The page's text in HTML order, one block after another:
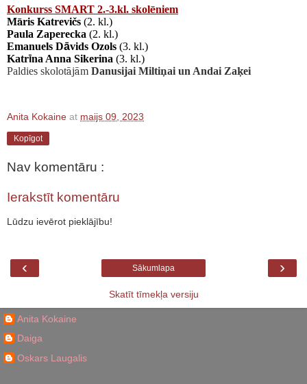
Konkurss SMART 2.-3.kl. skolēniem
Māris Katrevičs (2. kl.)
Paula Zaperecka (2. kl.)
Emanuels Dāvids Ozols (3. kl.)
Katrīna Anna Sikerina (3. kl.)
Paldies skolotājām Danusijai Miltiņai un Andai Zaķei
Anita Kokaine at maijs 09, 2023
Kopīgot
Nav komentāru :
Ierakstīt komentāru
Lūdzu ievērot pieklājību!
‹ ›
Sākumlapa
Skatīt tīmekļa versiju
Anita Kokaine
Daiga
Oskars Laugalis